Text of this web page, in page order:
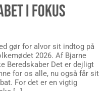
I FOKUS
gør for alvor sit indtog på
2026. Af Bjarne
Beredskaber Det er dejligt
for os alle, nu også får sit
For det er en vigtig